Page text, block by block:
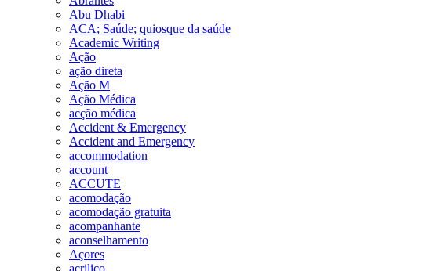
Abu Dhabi
ACA; Saúde; quiosque da saúde
Academic Writing
Ação
ação direta
Ação M
Ação Médica
acção médica
Accident & Emergency
Accident and Emergency
accommodation
account
ACCUTE
acomodação
acomodação gratuita
acompanhante
aconselhamento
Açores
acrilico